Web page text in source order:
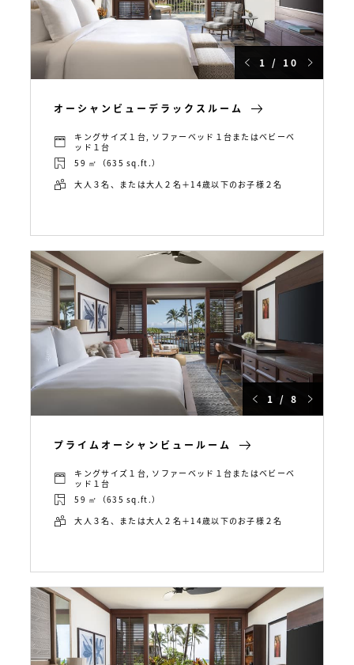
1 / 10
オーシャンビューデラックスルーム
キングサイズ１台, ソファーベッド１台またはベビーベ
ッド１台
59 ㎡（635 sq.ft.）
大人３名、または大人２名＋14歳以下のお子様２名
1 / 8
プライムオーシャンビュールーム
キングサイズ１台, ソファーベッド１台またはベビーベ
ッド１台
59 ㎡（635 sq.ft.）
大人３名、または大人２名＋14歳以下のお子様２名